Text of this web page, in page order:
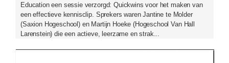
Education een sessie verzorgd: Quickwins voor het maken van
een effectieve kennisclip. Sprekers waren Jantine te Molder
(Saxion Hogeschool) en Martijn Hoeke (Hogeschool Van Hall
Larenstein) die een actieve, leerzame en strak...